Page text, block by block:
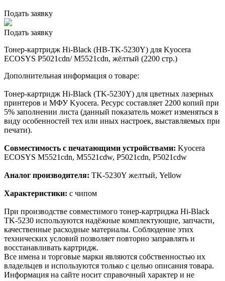
Подать заявку
Подать заявку
Тонер-картридж Hi-Black (HB-TK-5230Y) для Kyocera
ECOSYS P5021cdn/ M5521cdn, жёлтый (2200 стр.)
Дополнительная информация о товаре:
Тонер-картридж Hi-Black (TK-5230Y) для цветных лазерных
принтеров и МФУ Kyocera. Ресурс составляет 2200 копий при
5% заполнении листа (данный показатель может изменяться в
виду особенностей тех или иных настроек, выставляемых при
печати).
Совместимость с печатающими устройствами: Kyocera
ECOSYS M5521cdn, M5521cdw, P5021cdn, P5021cdw
Аналог производителя: TK-5230Y желтый, Yellow
Характеристики: с чипом
При производстве совместимого тонер-картриджа Hi-Black
TK-5230 используются надёжные комплектующие, запчасти,
качественные расходные материалы. Соблюдение этих
технических условий позволяет повторно заправлять и
восстанавливать картридж.
Все имена и торговые марки являются собственностью их
владельцев и используются только с целью описания товара.
Информация на сайте носит справочный характер и не